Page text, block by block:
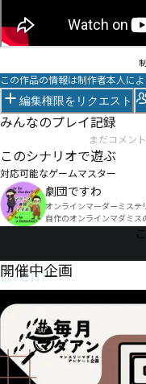
この作品の情報は制作者本人に
編集権限をリクエスト
みんなのプレイ記録
まだコメン
このシナリオで遊ぶ
対応可能なゲームマスター
劇団ですわ
オンラインマーダーミステ
自作のオンラインマダミス
マーダーミステリーの作品
https://desuwa-
以下注意事項をご一読、同
ださい。
①依頼をする作品のＢＯＯ
ください。
②依頼ができるのは、平日
Event
開催中企画